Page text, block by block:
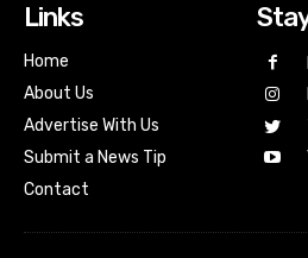
Links
Home
About Us
Advertise With Us
Submit a News Tip
Contact